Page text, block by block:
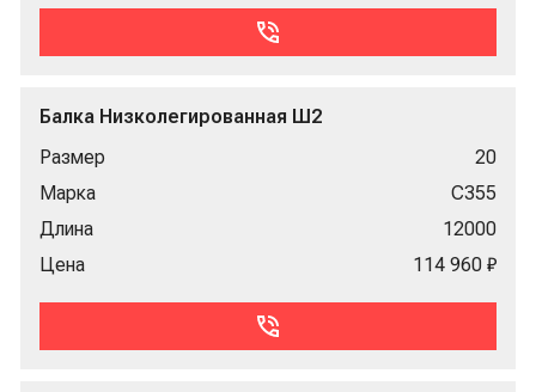
Балка Низколегированная Ш2
Размер
20
Марка
С355
Длина
12000
Цена
114 960 ₽